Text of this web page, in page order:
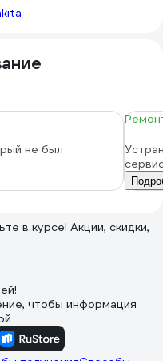
не был
в курсе! Акции, скидки,
чтобы информация